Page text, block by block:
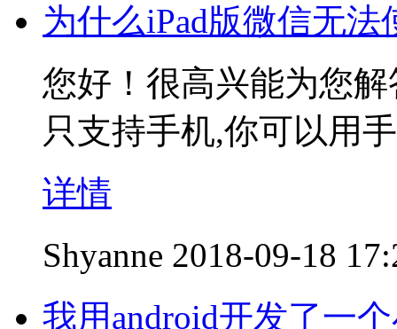
为什么iPad版微信无法
您好！很高兴
只支持手机,你可以用
详情
Shyanne 2018-09-18
我用android开发了一